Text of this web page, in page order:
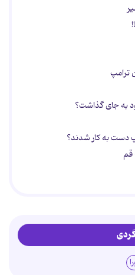
ترامپ
دست به کار شدند؟
قم